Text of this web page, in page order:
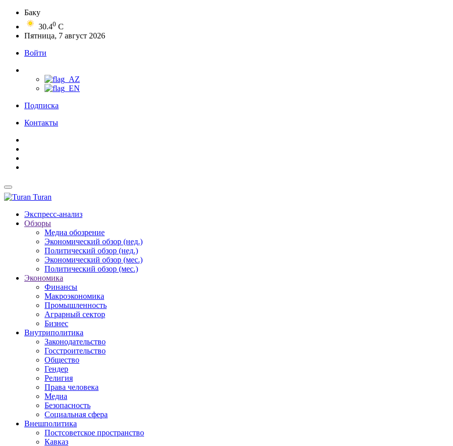
Баку
30.40 C
Пятница, 7 август 2026
Войти
Подписка
Контакты
Turan
Экспресс-анализ
Обзоры
Медиа обозрение
Экономический обзор (нед.)
Политический обзор (нед.)
Экономический обзор (мес.)
Политический обзор (мес.)
Экономика
Финансы
Макроэкономика
Промышленность
Аграрный сектор
Бизнес
Внутриполитика
Законодательство
Госстроительство
Общество
Гендер
Религия
Права человека
Медиа
Безопасность
Социальная сфера
Внешполитика
Постсоветское пространство
Кавказ